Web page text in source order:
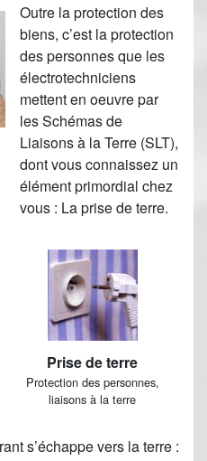
Outre la protection des
biens, c’est la protection
des personnes que les
électrotechniciens
mettent en oeuvre par
les Schémas de
Liaisons à la Terre (SLT),
dont vous connaissez un
élément primordial chez
vous : La prise de terre.
Prise de terre
Protection des personnes,
liaisons à la terre
s’échappe vers la terre :